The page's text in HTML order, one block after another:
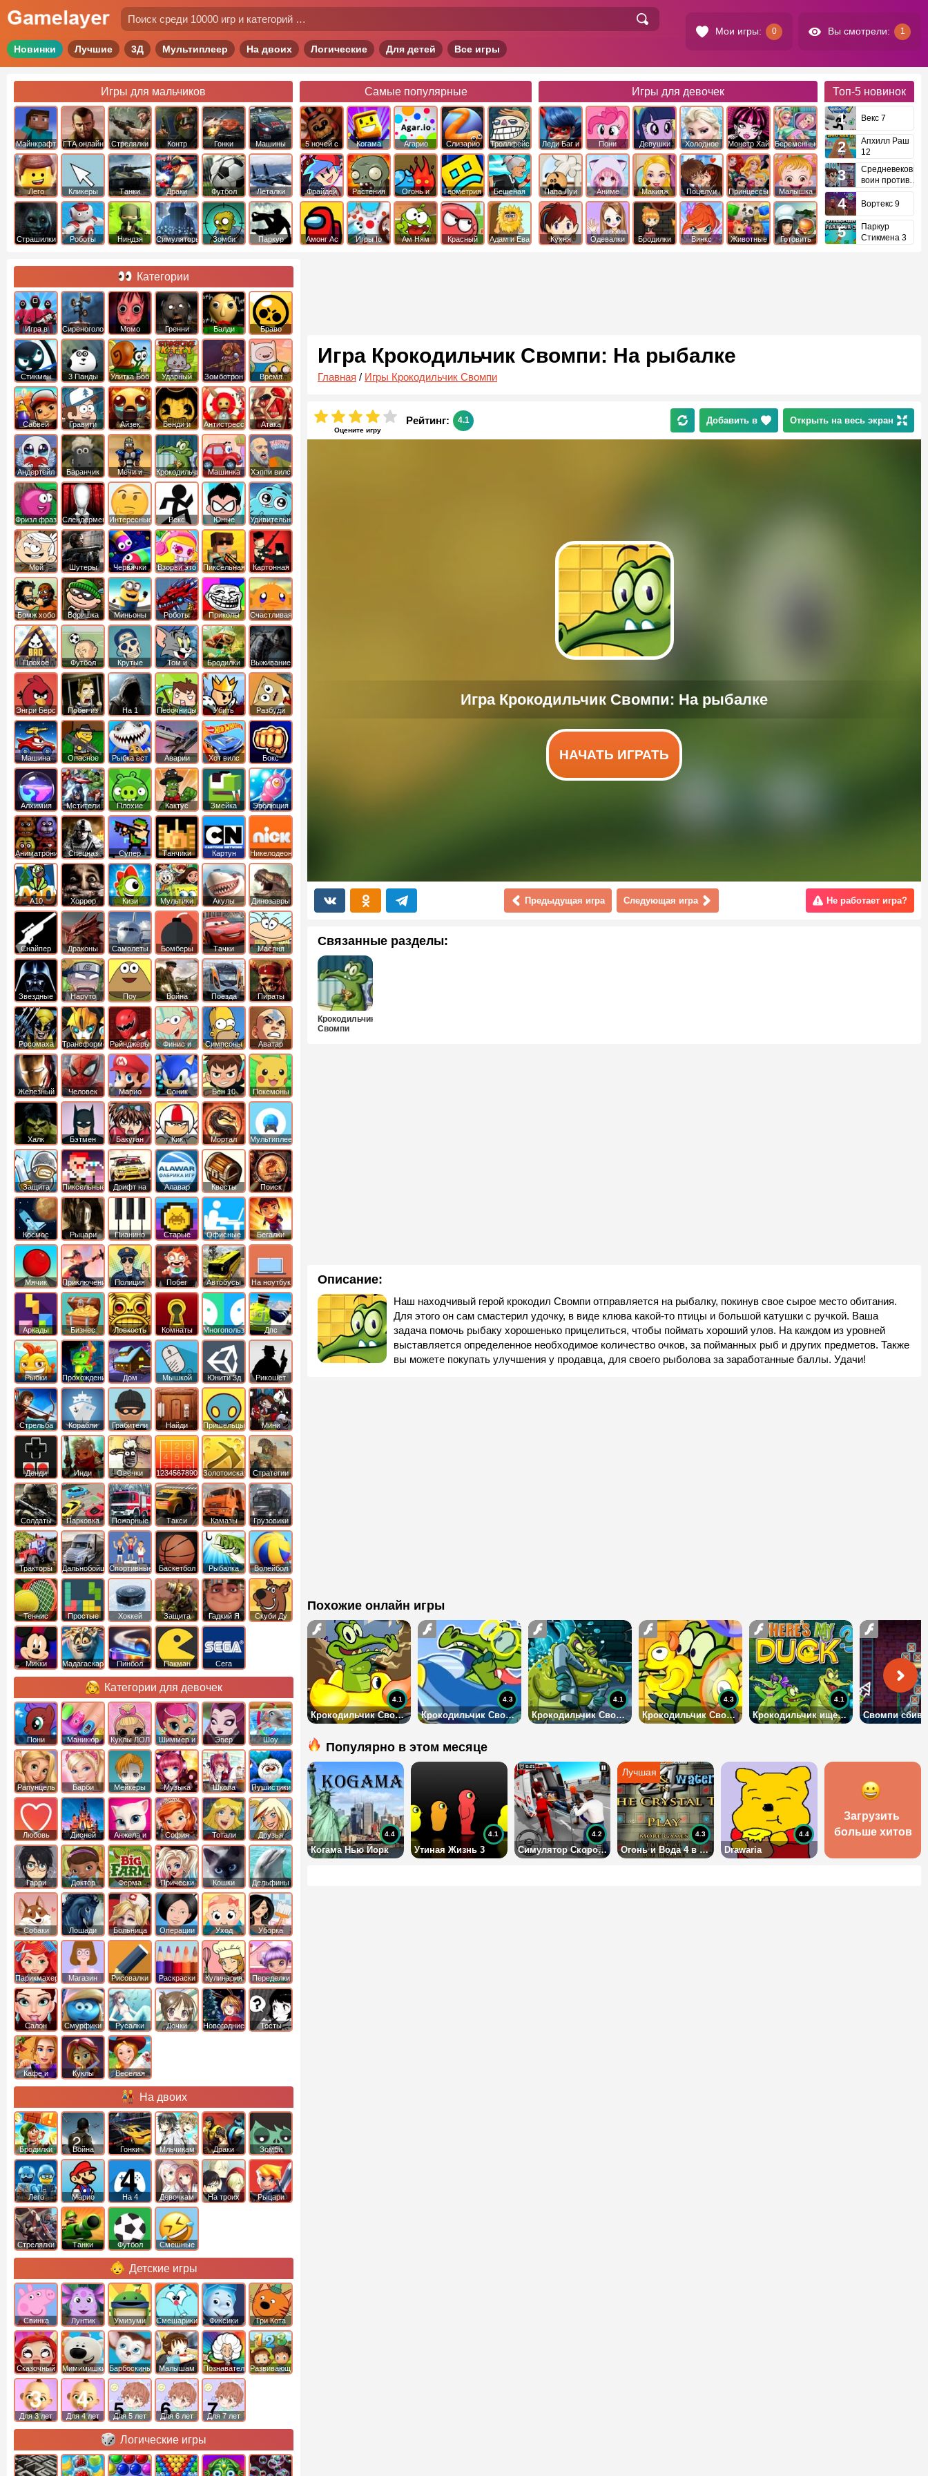
Мои игры: 0 Вы смотрели: 1
Новинки Лучшие 3Д Мультиплеер На двоих Логические Для детей Все игры
Игры для мальчиков
Майнкрафт ГТА онлайн Стрелялки
Контр
Страйк
Гонки Машины
Лего Кликеры Танки Драки Футбол Леталки
Страшилки Роботы Ниндзя Симуляторы Зомби Паркур
Самые популярные
5 ночей с
фредди
Когама Агарио Слизарио
Троллфейс
квест
Фрайдей
Найт
Фанкин
Растения
против
Зомби
Огонь и
Вода
Геометрия
Даш
Бешеная
бабка
сбежала из
психушки
Амонг Ас Игры Io Ам Ням
Красный
Адам и Ева
Игры для девочек
Леди Баг и
Супер Кот
Пони
Дружба это
Девушки
Эквестрии
Холодное
Сердце
Монстр Хай Беременные
Папа Луи Аниме Макияж Поцелуи
Принцессы
Диснея
Малышка
Хейзел
Кухня
Одевалки Бродилки Винкс Животные
Готовить
Топ-5 новинок
Векс 7
Апхилл Раш
12
Средневековый
воин против
Вортекс 9
Паркур
Стикмена 3
Игра Крокодильчик Свомпи: На рыбалке
Главная / Игры Крокодильчик Свомпи
Оцените игру
Рейтинг: 4.1 Добавить в Открыть на весь экран
НАЧАТЬ ИГРАТЬ
Предыдущая игра Следующая игра Не работает игра?
Связанные разделы:
Крокодильчик
Свомпи
Описание:
Наш находчивый герой крокодил Свомпи отправляется на рыбалку, покинув свое сырое место обитания.
Для этого он сам смастерил удочку, в виде клюва какой-то птицы и большой катушки с ручкой. Ваша
задача помочь рыбаку хорошенько прицелиться, чтобы поймать хороший улов. На каждом из уровней
выставляется определенное необходимое количество очков, за пойманных рыб и других предметов. Также
вы можете покупать улучшения у продавца, для своего рыболова за заработанные баллы. Удачи!
Похожие онлайн игры
Крокодильчик Свомпи: Где Моя Дорога
4.1
Крокодильчик Свомпи: Боевые Самолеты
4.3
Крокодильчик Свомпи: Где Моя Вода
4.1
Крокодильчик Свомпи: Это Мой Кризис
4.3
Крокодильчик ищет уточек
4.1
Популярно в этом месяце
Когама Нью Йорк
4.4
Утиная Жизнь 3
4.1
Симулятор Скорой помощи
4.2
Огонь и Вода 4 в Хрустальном Храме
4.3
Drawaria
4.4
Загрузить
больше хитов
Категории
Игра в
Кальмара
Сиреноголовый Момо Гренни Балди
Браво
Старс
Стикмен 3 Панды Улитка Боб
Ударный
отряд котят
Зомботрон
Время
Приключений
Сабвей
Серф
Гравити
Фолз
Айзек
Бенди и
Чернильная
машина
Антистресс
Атака
Титанов
Андертейл
Баранчик
Шон
Мечи и
Сандали
Крокодильчик
Свомпи
Машинка
Вилли
Хэппи вилс
Фризл фраз Слендермен Интересные Векс
Юные
титаны
вперед
Удивительный
мир
Гамбола
Мой
шумный
дом
Шутеры Червячки Взорви это
Пиксельная
война
Картонная
башка
Бомж хобо
Воришка
боб
Миньоны
Роботы
динозавры
Приколы
Счастливая
обезьянка
Плохое
мороженое
Футбол
головами
Крутые
Том и
джерри
Бродилки
Приключения
Выживание
Энгри Берс
Побег из
тюрьмы
На 1 Песочницы
Убить
короля
Разбуди
коробку
Машина
ест
машину
Опасное
оружие
Рыбка ест
рыбку
Аварии
машин
Хот вилс Бокс
Алхимия Мстители
Плохие
свинки
Кактус
маккой
Змейка Эволюция
Аниматроники Спецназ
Супер
бойцы
Танчики
Картун
нетворк
Никелодеон
А10 Хоррор Кизи Мультики Акулы Динозавры
Снайпер Драконы Самолеты Бомберы Тачки Масяня
Звездные
войны
Наруто Поу Война Поезда
Пираты
Карибского
Моря
Росомаха ТрансформерыРейнджеры
Самураи
Финис и
Ферб
Симпсоны
Аватар
легенда об
Аанге
Железный
человек
Человек
Паук
Марио Соник Бен 10 Покемоны
Халк Бэтмен Бакуган
Кик
Бутовский
Мортал
комбат
Мультиплеер
Защита
королевства
Пиксельные
Дрифт на
машинах
Алавар Квесты
Поиск
предметов
Космос Рыцари Пианино Старые Офисные Бегалки
Мячик Приключения Полиция Побег Автобусы На ноутбук
Аркады
Бизнес
симуляторы
Ловкость Комнаты Многопользовательские
Дпс
Рыбки Прохождение Дом Мышкой Юнити 3д Рикошет
Cтрельба
из лука
Корабли Грабители
Найди
выход
Пришельцы Мини
Денди Инди
Овечки
идут домой
1234567890 ЗолотоискательСтратегии
Солдаты
Парковка
машин
Пожарные
машины
Такси Камазы Грузовики
Тракторы ДальнобойщикиСпортивные Баскетбол Рыбалка Волейбол
Теннис Простые Хоккей
Защита
башни
Гадкий Я Скуби Ду
Микки
Мадагаскар Пинбол Пакман Сега
Категории для девочек
Пони
креатор
Маникюр Куклы ЛОЛ
Шиммер и
Шайн
Эвер
Афтер Хай
Шоу
дельфинов
Рапунцель Барби Мейкеры Музыка Школа Пушистики
Любовь Дисней
Анжела и
том
София
Прекрасная
Тотали
Спайс
Друзья
ангелов
Гарри
Поттер
Доктор
Плюшева
Ферма Прически Кошки Дельфины
Собаки Лошади Больница Операции Уход Уборка
Парикмахер Магазин Рисовалки Раскраски Кулинария Переделки
Салон Смурфики Русалки Дочки Новогодние Тесты
Кафе и
Куклы
Веселая
На двоих
Бродилки Война Гонки Мльчикам Драки Зомби
Лего Марио На 4 Девочкам На троих Рыцари
Стрелялки Танки Футбол Смешные
Детские игры
Свинка
Пеппа
Лунтик Умизуми Смешарики Фиксики Три Кота
Сказочный
патруль
Мимимишки Барбоскины Малышам ПознавательныеРазвивающие
Для 3 лет Для 4 лет Для 5 лет Для 6 лет Для 7 лет
Логические игры